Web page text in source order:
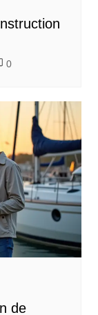
0
de